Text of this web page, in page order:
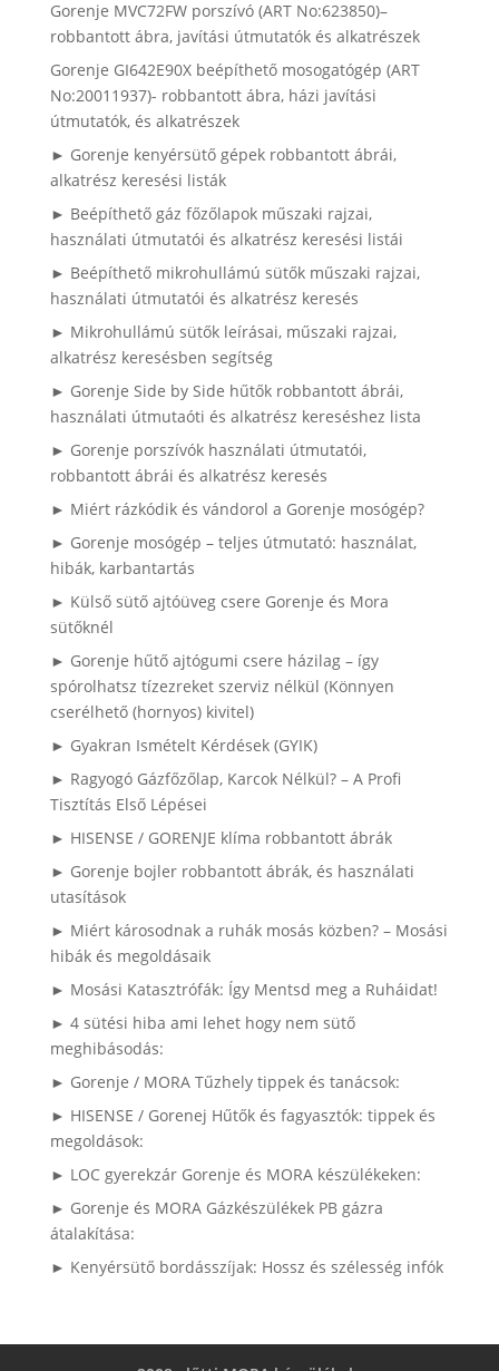
Gorenje MVC72FW porszívó (ART No:623850)–
robbantott ábra, javítási útmutatók és alkatrészek
Gorenje GI642E90X beépíthető mosogatógép (ART
No:20011937)- robbantott ábra, házi javítási
útmutatók, és alkatrészek
► Gorenje kenyérsütő gépek robbantott ábrái,
alkatrész keresési listák
► Beépíthető gáz főzőlapok műszaki rajzai,
használati útmutatói és alkatrész keresési listái
► Beépíthető mikrohullámú sütők műszaki rajzai,
használati útmutatói és alkatrész keresés
► Mikrohullámú sütők leírásai, műszaki rajzai,
alkatrész keresésben segítség
► Gorenje Side by Side hűtők robbantott ábrái,
használati útmutaóti és alkatrész kereséshez lista
► Gorenje porszívók használati útmutatói,
robbantott ábrái és alkatrész keresés
► Miért rázkódik és vándorol a Gorenje mosógép?
► Gorenje mosógép – teljes útmutató: használat,
hibák, karbantartás
► Külső sütő ajtóüveg csere Gorenje és Mora
sütőknél
► Gorenje hűtő ajtógumi csere házilag – így
spórolhatsz tízezreket szerviz nélkül (Könnyen
cserélhető (hornyos) kivitel)
► Gyakran Ismételt Kérdések (GYIK)
► Ragyogó Gázfőzőlap, Karcok Nélkül? – A Profi
Tisztítás Első Lépései
► HISENSE / GORENJE klíma robbantott ábrák
► Gorenje bojler robbantott ábrák, és használati
utasítások
► Miért károsodnak a ruhák mosás közben? – Mosási
hibák és megoldásaik
► Mosási Katasztrófák: Így Mentsd meg a Ruháidat!
► 4 sütési hiba ami lehet hogy nem sütő
meghibásodás:
► Gorenje / MORA Tűzhely tippek és tanácsok:
► HISENSE / Gorenej Hűtők és fagyasztók: tippek és
megoldások:
► LOC gyerekzár Gorenje és MORA készülékeken:
► Gorenje és MORA Gázkészülékek PB gázra
átalakítása:
► Kenyérsütő bordásszíjak: Hossz és szélesség infók